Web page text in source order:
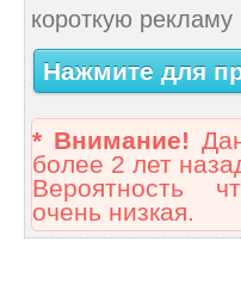
короткую рекламу
Нажмите для
* Внимание!
более 2 лет
Вероятность
очень низкая.